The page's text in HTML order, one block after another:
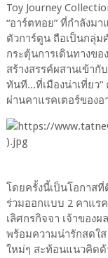
Toy Journey
“อาร์ตทอย” ที่กำลังม
ตัวการ์ตูน ถือเป็นกลุ่ม
กระตุ้นการเดินทางขอ
สร้างสรรค์ผสานเข้า
ทันที...ที่เมืองน่าเที่ยว
ผ่านคาแรคเตอร์ของอ
โดยครั้งนี้เป็นโอกาส
ร่วมออกแบบ 2 คาแ
เลิศกรกิจจา เจ้าของผ
พร้อมความน่ารักสดใ
ใหม่ๆ สะท้อนแนวคิด